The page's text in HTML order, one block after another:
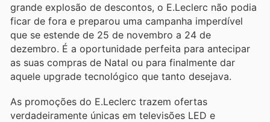
grande explosão de descontos, o E.Leclerc não podia
ficar de fora e preparou uma campanha imperdível
que se estende de 25 de novembro a 24 de
dezembro. É a oportunidade perfeita para antecipar
as suas compras de Natal ou para finalmente dar
aquele upgrade tecnológico que tanto desejava.
As promoções do E.Leclerc trazem ofertas
verdadeiramente únicas em televisões LED e